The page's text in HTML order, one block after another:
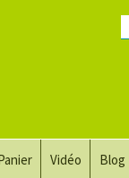
Vidéo Blog